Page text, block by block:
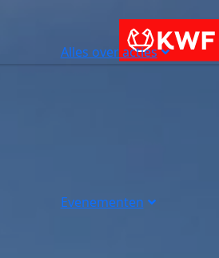
Alles over acties
Evenementen